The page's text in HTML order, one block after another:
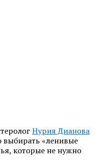
Нурия Дианова
выбирать «ленивые
которые не нужно